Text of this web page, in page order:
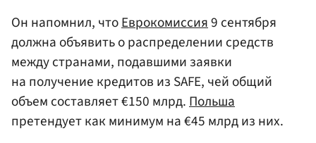
Он напомнил, чтоЕврокомиссия9 сентября
должна объявить о распределении средств
между странами, подавшими заявки
на получение кредитов из SAFE, чей общий
объем составляет €150 млрд.Польша
претендует как минимум на €45 млрд из них.